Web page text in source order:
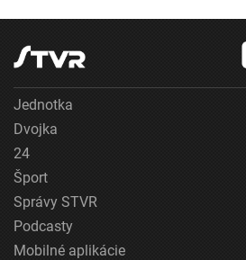
Jednotka
Dvojka
24
Šport
Správy STVR
Podcasty
Mobilné aplikácie